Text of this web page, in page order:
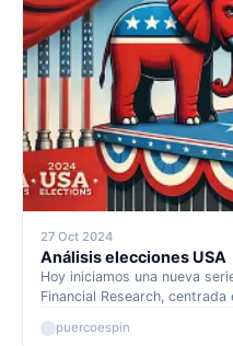
27 Oct 2024
Análisis elecciones USA
Hoy iniciamos una nueva
Financial Research,
Amorós, nuestro más
puercoespin